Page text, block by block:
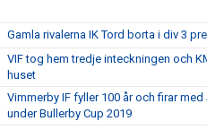
Gamla rivalerna IK Tord borta i div 3
VIF tog hem tredje inteckningen och
huset
Vimmerby IF fyller 100 år och firar
under Bullerby Cup 2019